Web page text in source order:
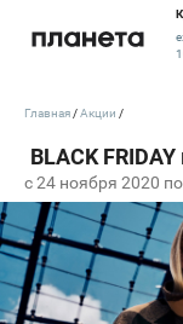
c 24 ноября 2020
Главная Акции